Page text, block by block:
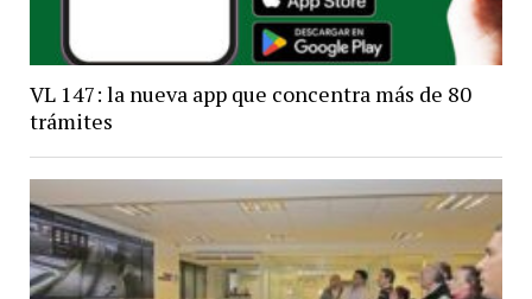
VL 147: la nueva app que concentra más de 80
trámites